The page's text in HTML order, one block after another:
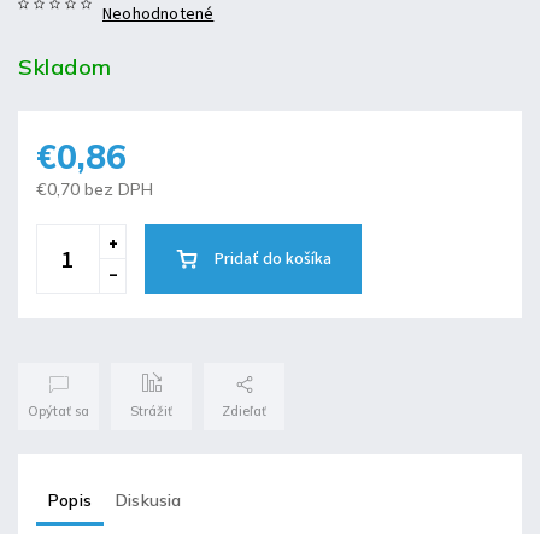
Neohodnotené
Skladom
€0,86
€0,70 bez DPH
Pridať do košíka
Opýtať sa Strážiť Zdieľať
Popis Diskusia